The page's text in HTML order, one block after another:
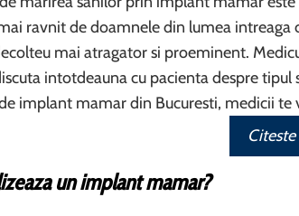
ravnit de doamnele din lumea intreaga
mai atragator si proeminent.
intotdeauna cu pacienta despre tipul
implant mamar din Bucuresti, medicii te
un implant mamar?